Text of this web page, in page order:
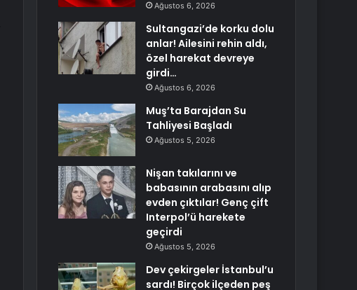
Ağustos 6, 2026
Sultangazi’de korku dolu
anlar! Ailesini rehin aldı,
özel harekat devreye
girdi…
Ağustos 6, 2026
Muş’ta Barajdan Su
Tahliyesi Başladı
Ağustos 5, 2026
Nişan takılarını ve
babasının arabasını alıp
evden çıktılar! Genç çift
Interpol’ü harekete
geçirdi
Ağustos 5, 2026
Dev çekirgeler İstanbul’u
sardı! Birçok ilçeden peş